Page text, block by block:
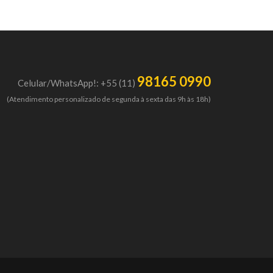
Celular/WhatsApp!: +55 (11) 98165 0990
(Atendimento personalizado de segunda à sexta das 9h às 18h)